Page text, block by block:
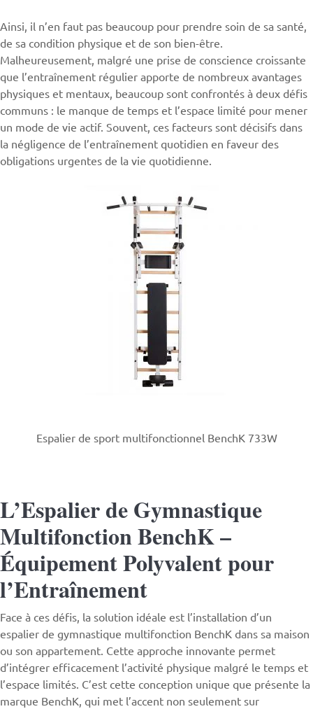
Ainsi, il n’en faut pas beaucoup pour prendre soin de sa santé,
de sa condition physique et de son bien-être.
Malheureusement, malgré une prise de conscience croissante
que l’entraînement régulier apporte de nombreux avantages
physiques et mentaux, beaucoup sont confrontés à deux défis
communs : le manque de temps et l’espace limité pour mener
un mode de vie actif. Souvent, ces facteurs sont décisifs dans
la négligence de l’entraînement quotidien en faveur des
obligations urgentes de la vie quotidienne.
Espalier de sport multifonctionnel BenchK 733W
L’Espalier de Gymnastique
Multifonction BenchK –
Équipement Polyvalent pour
l’Entraînement
Face à ces défis, la solution idéale est l’installation d’un
espalier de gymnastique multifonction BenchK dans sa maison
ou son appartement. Cette approche innovante permet
d’intégrer efficacement l’activité physique malgré le temps et
l’espace limités. C’est cette conception unique que présente la
marque BenchK, qui met l’accent non seulement sur